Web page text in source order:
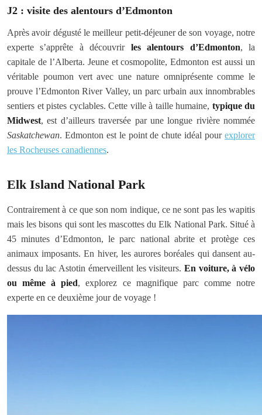
J2 : visite des alentours d’Edmonton
Après avoir dégusté le meilleur petit-déjeuner de son voyage, notre
experte s’apprête à découvrir les alentours d’Edmonton, la
capitale de l’Alberta. Jeune et cosmopolite, Edmonton est aussi un
véritable poumon vert avec une nature omniprésente comme le
prouve l’Edmonton River Valley, un parc urbain aux innombrables
sentiers et pistes cyclables. Cette ville à taille humaine, typique du
Midwest, est d’ailleurs traversée par une longue rivière nommée
Saskatchewan. Edmonton est le point de chute idéal pour explorer
les Rocheuses canadiennes.
Elk Island National Park
Contrairement à ce que son nom indique, ce ne sont pas les wapitis
mais les bisons qui sont les mascottes du Elk National Park. Situé à
45 minutes d’Edmonton, le parc national abrite et protège ces
animaux imposants. En hiver, les aurores boréales qui dansent au-
dessus du lac Astotin émerveillent les visiteurs. En voiture, à vélo
ou même à pied, explorez ce magnifique parc comme notre
experte en ce deuxième jour de voyage !